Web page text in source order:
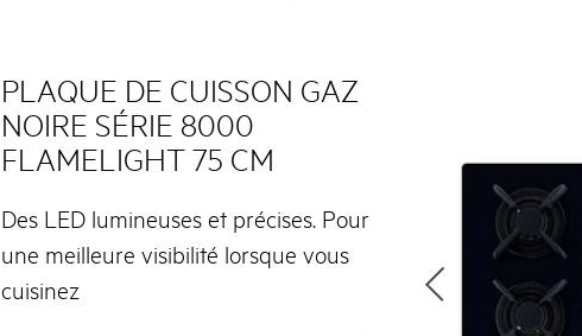
PLAQUE DE CUISSON GAZ
NOIRE SÉRIE 8000
FLAMELIGHT 75 CM
Des LED lumineuses et précises. Pour
une meilleure visibilité lorsque vous
cuisinez